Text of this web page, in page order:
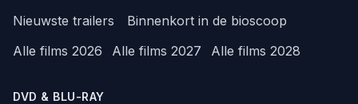
Nieuwste trailers
Binnenkort in de bioscoop
Alle films 2026
Alle films 2027 Alle films 2028
DVD & BLU-RAY